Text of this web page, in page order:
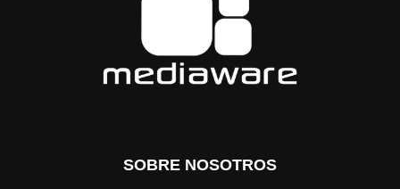
SOBRE NOSOTROS